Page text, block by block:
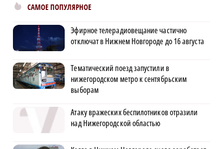
САМОЕ ПОПУЛЯРНОЕ
Эфирное телерадиовещание частично
отключат в Нижнем Новгороде до 16 августа
Тематический поезд запустили в
нижегородском метро к сентябрьским
выборам
Атаку вражеских беспилотников отразили
над Нижегородской областью